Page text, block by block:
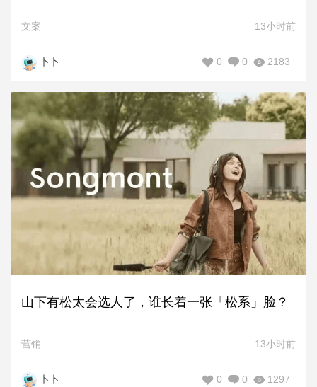
文案 13小时前
卜卜 2183
0
0
山下有松太会选人了，谁长着一张「松系」脸？
营销 13小时前
卜卜 1297
0
0